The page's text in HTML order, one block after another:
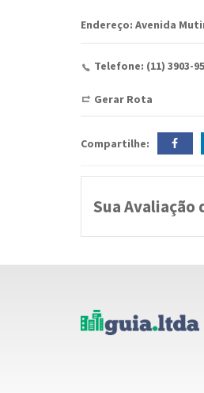
Endereço: Avenida
Telefone: (11) 3903-
Gerar Rota
Compartilhe:
Sua Avaliação